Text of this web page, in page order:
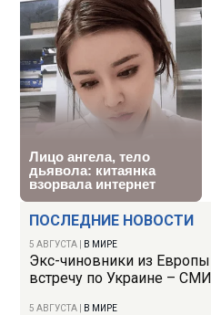
ПОСЛЕДНИЕ НОВОСТИ
5 АВГУСТА В МИРЕ
Экс-чиновники из
встречу по Украине – СМИ
5 АВГУСТА В МИРЕ